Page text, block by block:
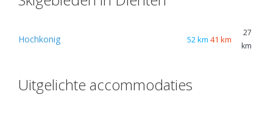
Hochkonig 52 km 41 km
27
km
Uitgelichte accommodaties